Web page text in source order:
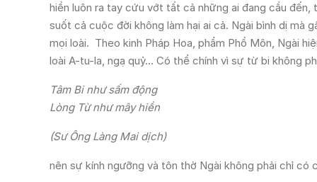
hiền luôn ra tay cứu vớt tất cả những ai đang cầu
suốt cả cuộc đời không làm hại ai cả. Ngài bình dị mà
mọi loài. Theo kinh Pháp Hoa, phẩm Phổ Môn, Ngài
loài A-tu-la, ngạ quỷ… Có thể chính vì sự từ bi không
Tâm Bi như sấm động
Lòng Từ như mây hiền
(Sư Ông Làng Mai dịch)
nên sự kính ngưỡng và tôn thờ Ngài không phải chỉ